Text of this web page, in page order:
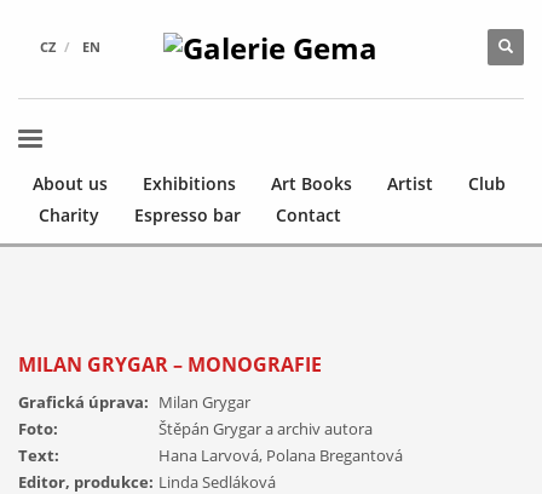
CZ EN
About us Exhibitions Art Books Artist
Club
Charity
Espresso bar Contact
MILAN GRYGAR – MONOGRAFIE
Grafická úprava: Milan Grygar
Foto:
Štěpán Grygar a archiv autora
Text:
Hana Larvová, Polana Bregantová
Editor, produkce: Linda Sedláková